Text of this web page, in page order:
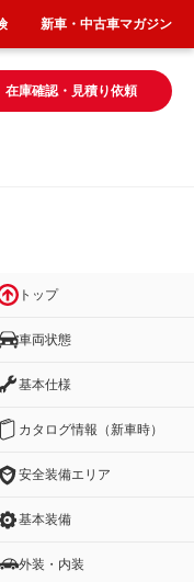
在庫確認・見積り依頼
トップ
車両状態
基本仕様
カタログ情報（新車時）
安全装備エリア
基本装備
外装・内装
新車・中古車マガジン